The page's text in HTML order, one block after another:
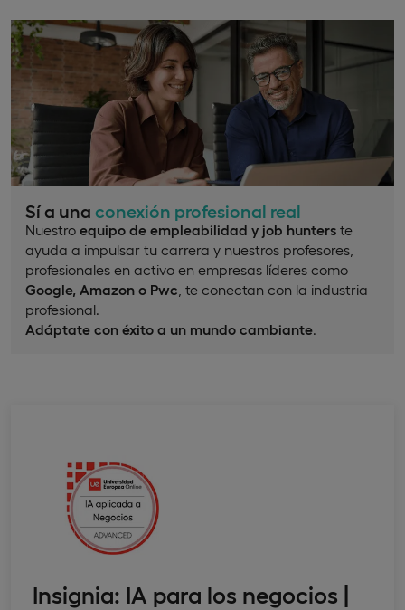
Sí a una conexión profesional real
Nuestro equipo de empleabilidad y job hunters te
ayuda a impulsar tu carrera y nuestros profesores,
profesionales en activo en empresas líderes como
Google, Amazon o Pwc , te conectan con la industria
profesional.
Adáptate con éxito a un mundo cambiante.
Insignia: IA para los negocios |